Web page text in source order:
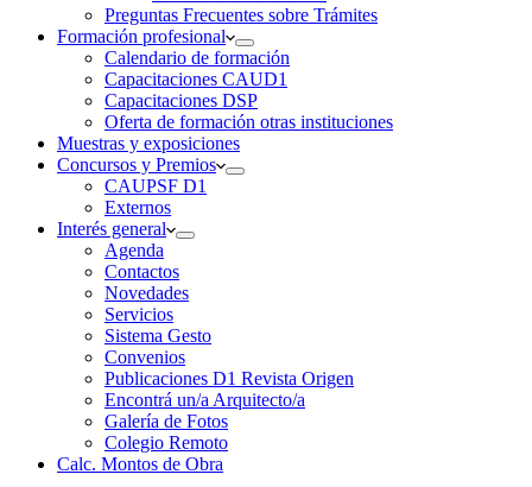
Preguntas Frecuentes sobre Trámites
Formación profesional
Calendario de formación
Capacitaciones CAUD1
Capacitaciones DSP
Oferta de formación otras instituciones
Muestras y exposiciones
Concursos y Premios
CAUPSF D1
Externos
Interés general
Agenda
Contactos
Novedades
Servicios
Sistema Gesto
Convenios
Publicaciones D1 Revista Origen
Encontrá un/a Arquitecto/a
Galería de Fotos
Colegio Remoto
Calc. Montos de Obra